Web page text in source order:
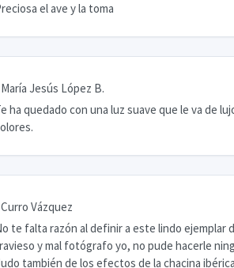
el ave y la toma
María Jesús López B.
ha quedado con una luz suave que le va de
Curro Vázquez
te falta razón al definir a este lindo ejemplar
y mal fotógrafo yo, no pude hacerle
también de los efectos de la chacina